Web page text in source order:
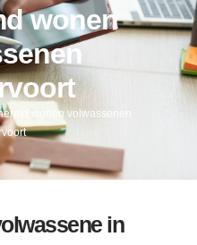
wonen
wonen volwassenen
in